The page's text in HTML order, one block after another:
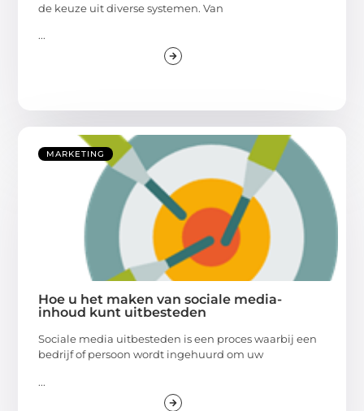
de keuze uit diverse systemen. Van
...
MARKETING
Hoe u het maken van sociale media-
inhoud kunt uitbesteden
Sociale media uitbesteden is een proces waarbij een
bedrijf of persoon wordt ingehuurd om uw
...